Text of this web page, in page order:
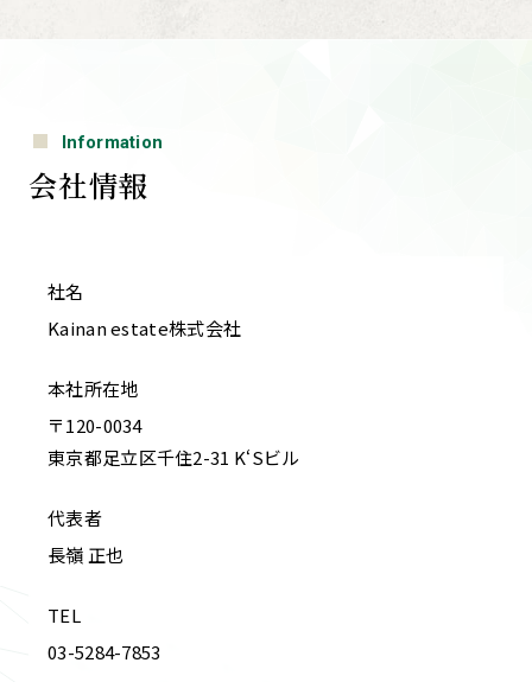
Information
会社情報
社名
Kainan estate株式会社
本社所在地
〒120-0034
東京都足立区千住2-31 K‘Sビル
代表者
長嶺 正也
TEL
03-5284-7853